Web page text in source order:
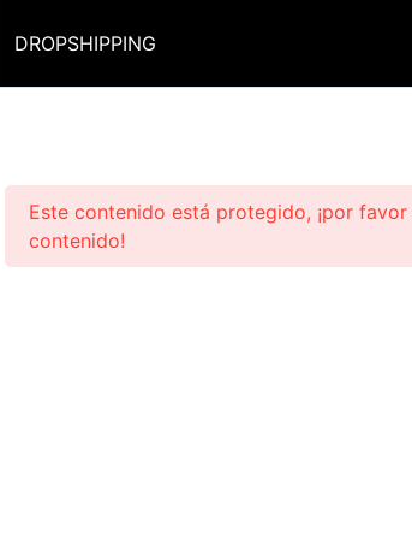
IA CURSO
DROPSHIPPING
Este contenido está protegido, ¡por favor
contenido!